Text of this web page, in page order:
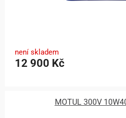
není skladem
12 900 Kč
MOTUL 300V